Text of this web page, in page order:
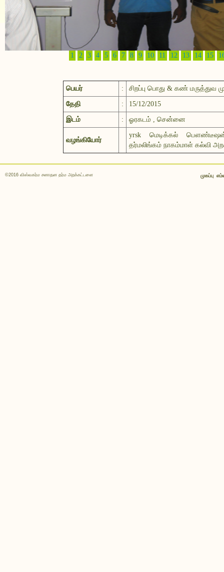
1 2 3 4 5 6 7 8 9 10 11 12 13 14 15
பெயர் : சிறப்பு பொது & கண் மருத்துவ
தேதி : 15/12/2015
இடம் : ஓரகடம் , சென்னை
வழங்கியோர்
yrsk மெடிக்கல்
தர்மலிங்கம் நாகம்மாள் கல்வி
முகப்பு
©2016 விஸ்வகர்ம சனாதன தர்ம அறக்கட்டளை